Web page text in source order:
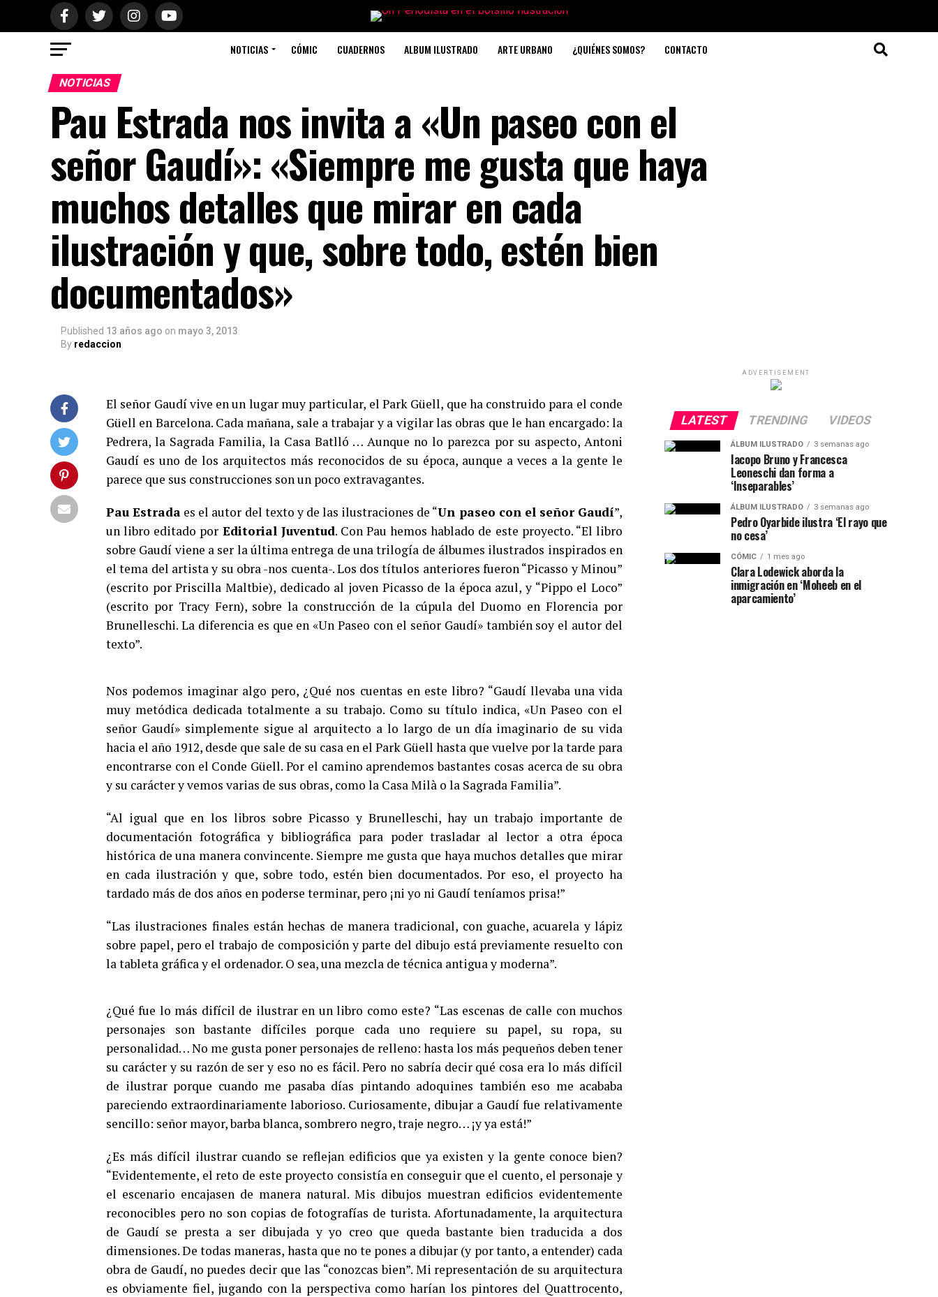
NOTICIAS CÓMIC CUADERNOS ALBUM ILUSTRADO ARTE URBANO ¿QUIÉNES SOMOS? CONTACTO
NOTICIAS
Pau Estrada nos invita a «Un paseo con el
señor Gaudí»: «Siempre me gusta que haya
muchos detalles que mirar en cada
ilustración y que, sobre todo, estén bien
documentados»
Published 13 años ago on mayo 3, 2013
By redaccion
El señor Gaudí vive en un lugar muy particular, el Park Güell, que ha construido para el conde
Güell en Barcelona. Cada mañana, sale a trabajar y a vigilar las obras que le han encargado: la
Pedrera, la Sagrada Familia, la Casa Batlló … Aunque no lo parezca por su aspecto, Antoni
Gaudí es uno de los arquitectos más reconocidos de su época, aunque a veces a la gente le
parece que sus construcciones son un poco extravagantes.
Pau Estrada es el autor del texto y de las ilustraciones de “Un paseo con el señor Gaudí”,
un libro editado por Editorial Juventud. Con Pau hemos hablado de este proyecto. “El libro
sobre Gaudí viene a ser la última entrega de una trilogía de álbumes ilustrados inspirados en
el tema del artista y su obra -nos cuenta-. Los dos títulos anteriores fueron “Picasso y Minou”
(escrito por Priscilla Maltbie), dedicado al joven Picasso de la época azul, y “Pippo el Loco”
(escrito por Tracy Fern), sobre la construcción de la cúpula del Duomo en Florencia por
Brunelleschi. La diferencia es que en «Un Paseo con el señor Gaudí» también soy el autor del
texto”.
Nos podemos imaginar algo pero, ¿Qué nos cuentas en este libro? “Gaudí llevaba una vida
muy metódica dedicada totalmente a su trabajo. Como su título indica, «Un Paseo con el
señor Gaudí» simplemente sigue al arquitecto a lo largo de un día imaginario de su vida
hacia el año 1912, desde que sale de su casa en el Park Güell hasta que vuelve por la tarde para
encontrarse con el Conde Güell. Por el camino aprendemos bastantes cosas acerca de su obra
y su carácter y vemos varias de sus obras, como la Casa Milà o la Sagrada Familia”.
“Al igual que en los libros sobre Picasso y Brunelleschi, hay un trabajo importante de
documentación fotográfica y bibliográfica para poder trasladar al lector a otra época
histórica de una manera convincente. Siempre me gusta que haya muchos detalles que mirar
en cada ilustración y que, sobre todo, estén bien documentados. Por eso, el proyecto ha
tardado más de dos años en poderse terminar, pero ¡ni yo ni Gaudí teníamos prisa!”
“Las ilustraciones finales están hechas de manera tradicional, con guache, acuarela y lápiz
sobre papel, pero el trabajo de composición y parte del dibujo está previamente resuelto con
la tableta gráfica y el ordenador. O sea, una mezcla de técnica antigua y moderna”.
¿Qué fue lo más difícil de ilustrar en un libro como este? “Las escenas de calle con muchos
personajes son bastante difíciles porque cada uno requiere su papel, su ropa, su
personalidad… No me gusta poner personajes de relleno: hasta los más pequeños deben tener
su carácter y su razón de ser y eso no es fácil. Pero no sabría decir qué cosa era lo más difícil
de ilustrar porque cuando me pasaba días pintando adoquines también eso me acababa
pareciendo extraordinariamente laborioso. Curiosamente, dibujar a Gaudí fue relativamente
sencillo: señor mayor, barba blanca, sombrero negro, traje negro… ¡y ya está!”
¿Es más difícil ilustrar cuando se reflejan edificios que ya existen y la gente conoce bien?
“Evidentemente, el reto de este proyecto consistía en conseguir que el cuento, el personaje y
el escenario encajasen de manera natural. Mis dibujos muestran edificios evidentemente
reconocibles pero no son copias de fotografías de turista. Afortunadamente, la arquitectura
de Gaudí se presta a ser dibujada y yo creo que queda bastante bien traducida a dos
dimensiones. De todas maneras, hasta que no te pones a dibujar (y por tanto, a entender) cada
obra de Gaudí, no puedes decir que las “conozcas bien”. Mi representación de su arquitectura
es obviamente fiel, jugando con la perspectiva como harían los pintores del Quattrocento,
ADVERTISEMENT
LATEST TRENDING VIDEOS
ÁLBUM ILUSTRADO 3 semanas ago
Iacopo Bruno y Francesca
Leoneschi dan forma a
‘Inseparables’
ÁLBUM ILUSTRADO 3 semanas ago
Pedro Oyarbide ilustra ‘El rayo que
no cesa’
CÓMIC 1 mes ago
Clara Lodewick aborda la
inmigración en ‘Moheeb en el
aparcamiento’